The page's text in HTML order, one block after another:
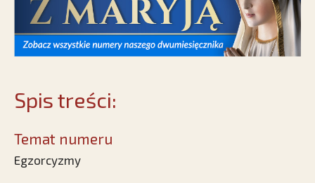
Spis treści:
Temat numeru
Egzorcyzmy